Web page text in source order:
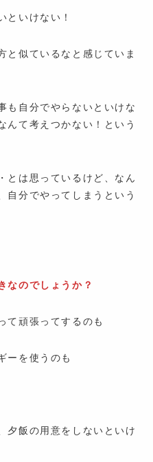
といけない！
と似ているなと感じていま
も自分でやらないといけな
んて考えつかない！という
とは思っているけど、なん
自分でやってしまうという
なのでしょうか？
て頑張ってするのも
ーを使うのも
夕飯の用意をしないといけ